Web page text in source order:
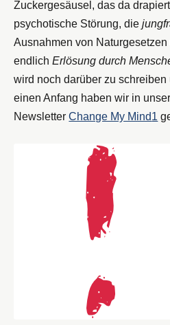
Zuckergesäusel, das da
psychotische Störung, die
Ausnahmen von
endlichErlösung durch
wird noch darüber zu
einen Anfang haben wir in
NewsletterChange My Mind1